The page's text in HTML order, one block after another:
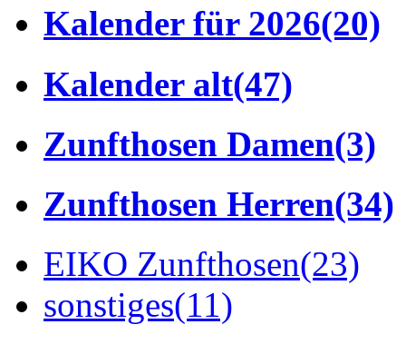
Kalender für 2026(20)
Kalender alt(47)
Zunfthosen Damen(3)
Zunfthosen Herren(34)
EIKO Zunfthosen(23)
sonstiges(11)